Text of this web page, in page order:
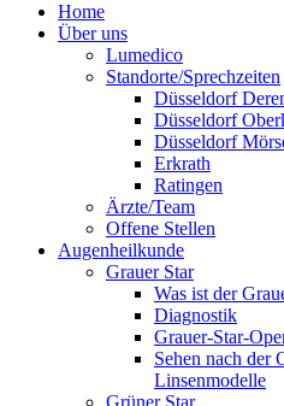
Home
Über uns
Lumedico
Standorte/Sprechzeiten
Düsseldorf
Düsseldorf
Düsseldorf
Erkrath
Ratingen
Ärzte/Team
Offene Stellen
Augenheilkunde
Grauer Star
Was ist der
Diagnostik
Grauer-Star-
Sehen nach der
Linsenmodelle
Grüner Star